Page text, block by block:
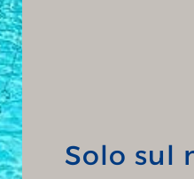
Solo sul